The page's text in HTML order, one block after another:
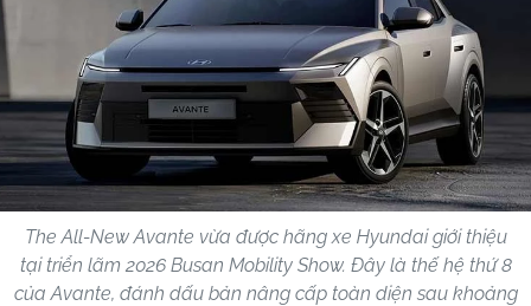
The All-New Avante vừa được hãng xe Hyundai giới thiệu
tại triển lãm 2026 Busan Mobility Show. Đây là thế hệ thứ 8
của Avante, đánh dấu bản nâng cấp toàn diện sau khoảng